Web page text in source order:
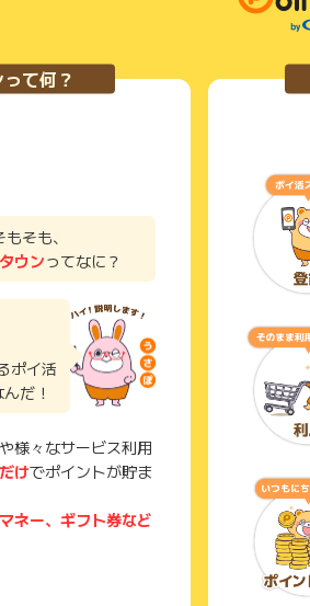
て何？
もそも、
ウンってなに？
ポイ活
だ！
様々なサービス利用
けでポイントが貯ま
ネー、ギフト券など